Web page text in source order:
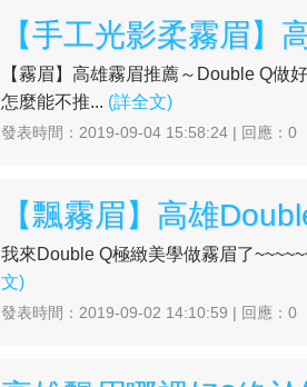
【霧眉】高雄霧眉推薦～Double Q做
怎麼能不推... (詳全文)
發表時間：2019-09-04 15:58:24 | 回應：0
我來Double Q極緻美學做霧眉了
文)
發表時間：2019-09-02 14:10:59 | 回應：0